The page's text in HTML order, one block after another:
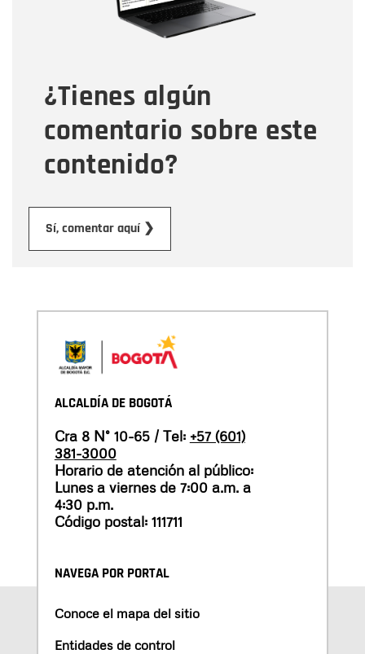
¿Tienes algún
comentario sobre este
contenido?
Sí, comentar aquí ❯
Tipo de comentario
Mensaje
ALCALDÍA DE BOGOTÁ
Cra 8 N° 10-65 / Tel: +57 (601)
381-3000
Horario de atención al público:
Lunes a viernes de 7:00 a.m. a
4:30 p.m.
Código postal: 111711
NAVEGA POR PORTAL
Conoce el mapa del sitio
Entidades de control